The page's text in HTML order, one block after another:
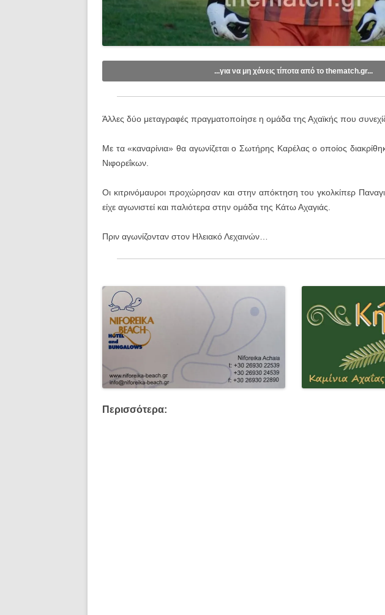
...για να μη χάνεις τίποτα από το thematch.gr...
Εγγραφείτε στο κανάλι μας στο Youtube.
Άλλες δύο μεταγραφές πραγματοποίησε η ομάδα της Αχαϊκής που
Με τα «καναρίνια» θα αγωνίζεται ο Σωτήρης Καρέλας ο οποίος
Νιφορεΐκων.
Οι κιτρινόμαυροι προχώρησαν και στην απόκτηση του γκολκίπερ
είχε αγωνιστεί και παλιότερα στην ομάδα της Κάτω Αχαγιάς.
Πριν αγωνίζονταν στον Ηλειακό Λεχαινών…
Περισσότερα: